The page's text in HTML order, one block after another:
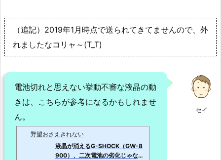
（追記）2019年1月時点で送られてきてませんので、外
れましたなコリャ～(T_T)
セイ
電池切れと思えない挙動不審な液晶の動
きは、こちらが参考になるかもしれませ
ん。
野望おさえきれない
液晶が消えるG-SHOCK（GW-8
900）、二次電池の劣化じゃない